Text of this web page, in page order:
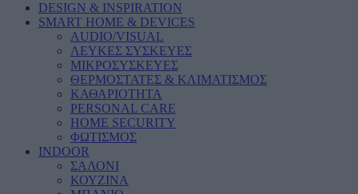
DESIGN & INSPIRATION
SMART HOME & DEVICES
AUDIO/VISUAL
ΛΕΥΚΕΣ ΣΥΣΚΕΥΕΣ
ΜΙΚΡΟΣΥΣΚΕΥΕΣ
ΘΕΡΜΟΣΤΑΤΕΣ & ΚΛΙΜΑΤΙΣΜΟΣ
ΚΑΘΑΡΙΟΤΗΤΑ
PERSONAL CARE
HOME SECURITY
ΦΩΤΙΣΜΟΣ
INDOOR
ΣΑΛΟΝΙ
ΚΟΥΖΙΝΑ